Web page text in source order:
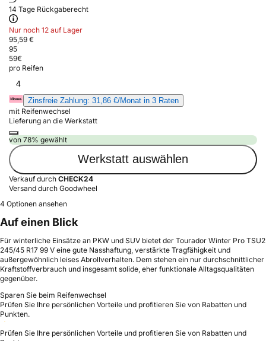
14 Tage Rückgaberecht
Nur noch 12 auf Lager
95,59 €
95
59€
pro Reifen
4
Zinsfreie Zahlung: 31,86 €/Monat in 3 Raten
mit Reifenwechsel
Lieferung an die Werkstatt
von 78% gewählt
Werkstatt auswählen
Verkauf durch CHECK24
Versand durch Goodwheel
4 Optionen ansehen
Auf einen Blick
Für winterliche Einsätze an PKW und SUV bietet der Tourador Winter Pro TSU2
245/45 R17 99 V eine gute Nasshaftung, verstärkte Tragfähigkeit und
außergewöhnlich leises Abrollverhalten. Dem stehen ein nur durchschnittlicher
Kraftstoffverbrauch und insgesamt solide, eher funktionale Alltagsqualitäten
gegenüber.
Sparen Sie beim Reifenwechsel
Prüfen Sie Ihre persönlichen Vorteile und profitieren Sie von Rabatten und
Punkten.
Prüfen Sie Ihre persönlichen Vorteile und profitieren Sie von Rabatten und